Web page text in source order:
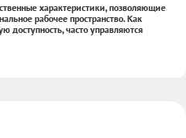
характеристики, позволяющие
рабочее пространство. Как
доступность, часто управляются